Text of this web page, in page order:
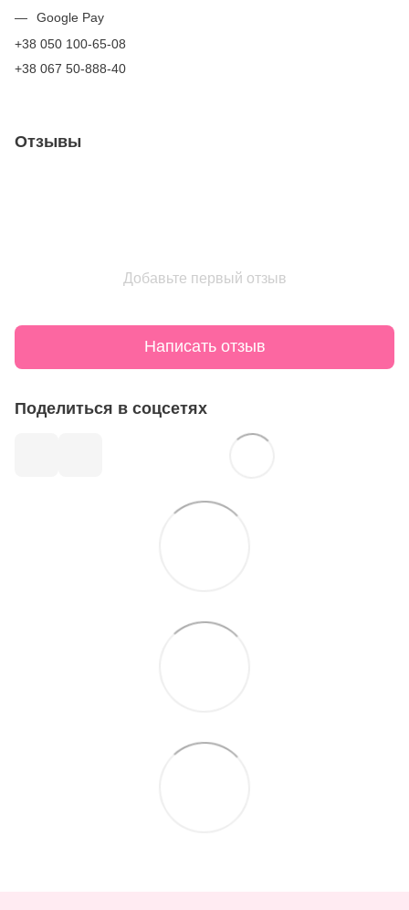
Google Pay
+38 050 100-65-08
+38 067 50-888-40
Отзывы
Добавьте первый отзыв
Написать отзыв
Поделиться в соцсетях